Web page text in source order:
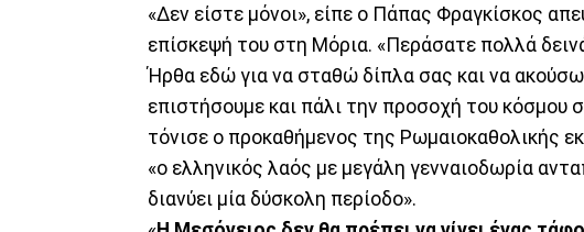
«Δεν είστε μόνοι», είπε ο Πάπας Φραγκίσκος
επίσκεψή του στη Μόρια. «Περάσατε πολλά
Ήρθα εδώ για να σταθώ δίπλα σας και να
επιστήσουμε και πάλι την προσοχή του κόσμου
τόνισε ο προκαθήμενος της Ρωμαιοκαθολικής
«ο ελληνικός λαός με μεγάλη γενναιοδωρία
διανύει μία δύσκολη περίοδο».